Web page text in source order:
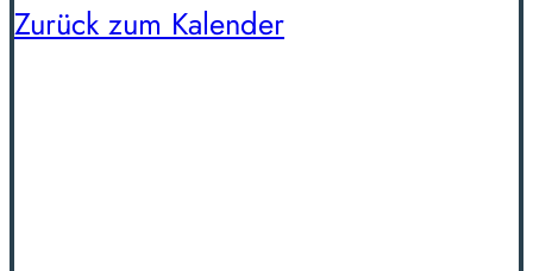
Zurück zum Kalender